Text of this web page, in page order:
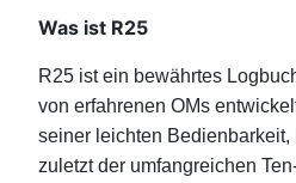
Was ist R25
R25 ist ein bewährtes
von erfahrenen OMs
seiner leichten
zuletzt der umfangreichen